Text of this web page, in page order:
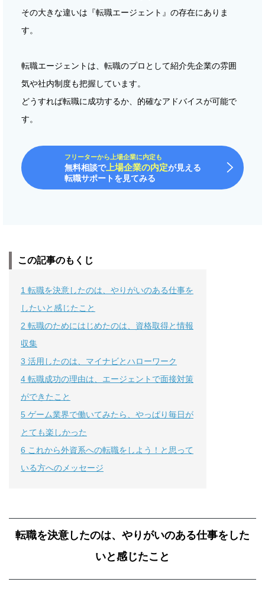
その大きな違いは『転職エージェント』の存在にありま
す。
転職エージェントは、転職のプロとして紹介先企業の雰囲
気や社内制度も把握しています。
どうすれば転職に成功するか、的確なアドバイスが可能で
す。
フリーターから上場企業に内定も
無料相談で上場企業の内定が見える
転職サポートを見てみる
この記事のもくじ
1 転職を決意したのは、やりがいのある仕事を
したいと感じたこと
2 転職のためにはじめたのは、資格取得と情報
収集
3 活用したのは、マイナビとハローワーク
4 転職成功の理由は、エージェントで面接対策
ができたこと
5 ゲーム業界で働いてみたら、やっぱり毎日が
とても楽しかった
6 これから外資系への転職をしよう！と思って
いる方へのメッセージ
転職を決意したのは、やりがいのある仕事をした
いと感じたこと